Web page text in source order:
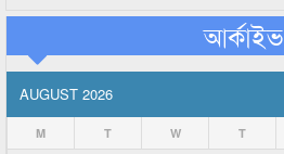
আর্কাইভ
AUGUST 2026
M T W T